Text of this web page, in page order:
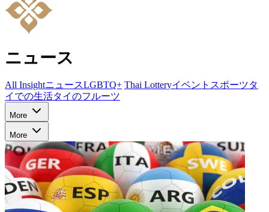
ニュース
All InsightニュースLGBTQ+ Thai Lotteryイベント スポーツタ
イでの生活タイのフルーツ
More
More